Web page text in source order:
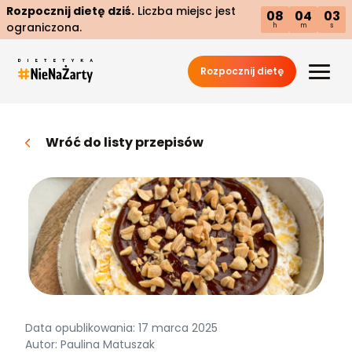
Rozpocznij dietę dziś. Liczba miejsc jest
ograniczona.
08
h
04
m
02
s
Rozpocznij dietę
Wróć do listy przepisów
Data opublikowania: 17 marca 2025
Autor: Paulina Matuszak